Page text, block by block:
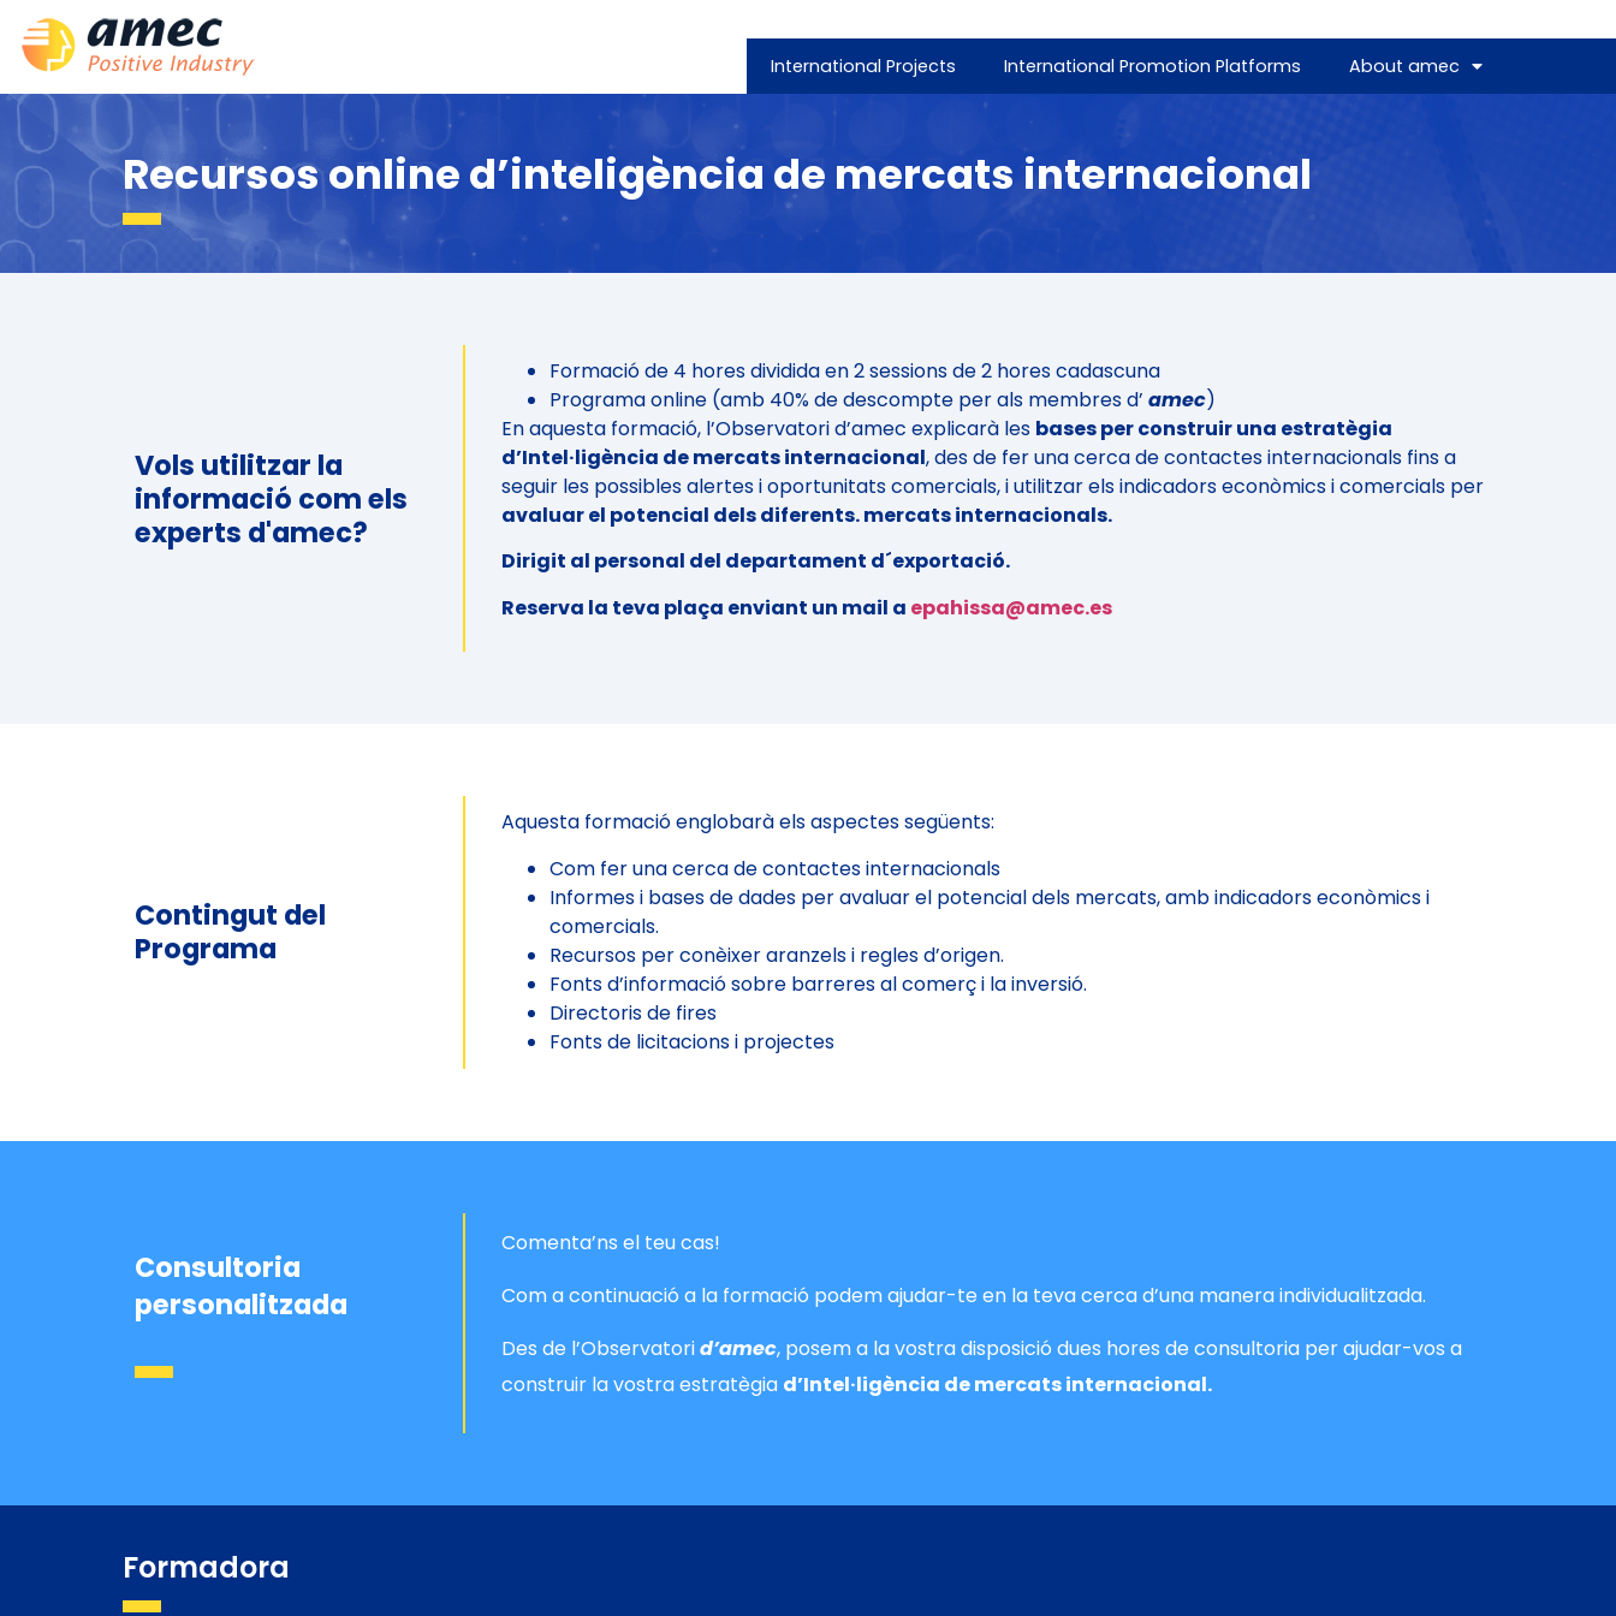
International Projects International Promotion Platforms About amec
Recursos online d’inteligència de mercats internacional
Vols utilitzar la
informació com els
experts d'amec?
Formació de 4 hores dividida en 2 sessions de 2 hores cadascuna
Programa online (amb 40% de descompte per als membres d’ amec)
En aquesta formació, l’Observatori d’amec explicarà les bases per construir una estratègia
d’Intel·ligència de mercats internacional, des de fer una cerca de contactes internacionals fins a
seguir les possibles alertes i oportunitats comercials, i utilitzar els indicadors econòmics i comercials per
avaluar el potencial dels diferents. mercats internacionals.
Dirigit al personal del departament d´exportació.
Reserva la teva plaça enviant un mail a epahissa@amec.es
Contingut del
Programa
Aquesta formació englobarà els aspectes següents:
Com fer una cerca de contactes internacionals
Informes i bases de dades per avaluar el potencial dels mercats, amb indicadors econòmics i
comercials.
Recursos per conèixer aranzels i regles d’origen.
Fonts d’informació sobre barreres al comerç i la inversió.
Directoris de fires
Fonts de licitacions i projectes
Consultoria
personalitzada
Comenta’ns el teu cas!
Com a continuació a la formació podem ajudar-te en la teva cerca d’una manera individualitzada.
Des de l’Observatorid’amec, posem a la vostra disposició dues hores de consultoria per ajudar-vos a
construir la vostra estratègia d’Intel·ligència de mercats internacional.
Formadora